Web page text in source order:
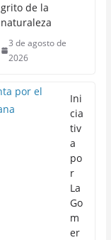
grito de la
naturaleza
3 de agosto de
2026
Ini
cia
tiv
a
po
r
La
Go
m
er